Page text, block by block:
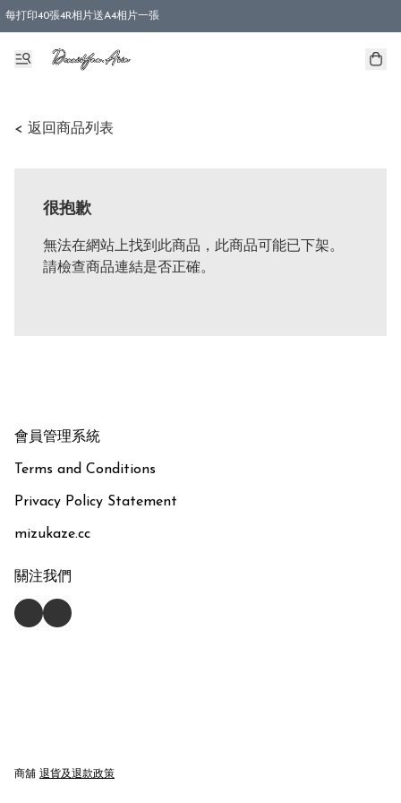
每打印40張4R相片送A4相片一張
< 返回商品列表
很抱歉
無法在網站上找到此商品，此商品可能已下架。
請檢查商品連結是否正確。
會員管理系統
Terms and Conditions
Privacy Policy Statement
mizukaze.cc
關注我們
商舖 退貨及退款政策